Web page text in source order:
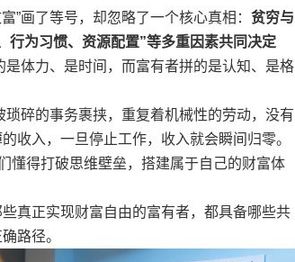
”画了等号，却忽略了一个核心真相： 贫穷与
行为习惯、资源配置”等多重因素共同决定
体力、是时间，而富有者拼的是认知、是格
琐碎的事务裹挟，重复着机械性的劳动，没有
收入，一旦停止工作，收入就会瞬间归零。
懂得打破思维壁垒，搭建属于自己的财富体
真正实现财富自由的富有者，都具备哪些共
路径。